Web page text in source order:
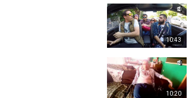
10:43
10:20